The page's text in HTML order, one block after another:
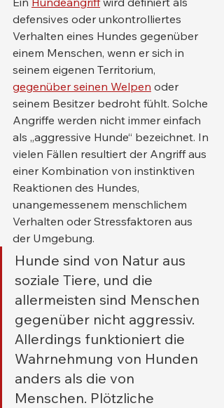
defensives oder unkontrolliertes
Verhalten eines Hundes gegenüber
einem Menschen, wenn er sich in
seinem eigenen Territorium,
gegenüber seinen Welpen oder
seinem Besitzer bedroht fühlt. Solche
Angriffe werden nicht immer einfach
als „aggressive Hunde“ bezeichnet. In
vielen Fällen resultiert der Angriff aus
einer Kombination von instinktiven
Reaktionen des Hundes,
unangemessenem menschlichem
Verhalten oder Stressfaktoren aus
der Umgebung.
Hunde sind von Natur aus
soziale Tiere, und die
allermeisten sind Menschen
gegenüber nicht aggressiv.
Allerdings funktioniert die
Wahrnehmung von Hunden
anders als die von
Menschen. Plötzliche